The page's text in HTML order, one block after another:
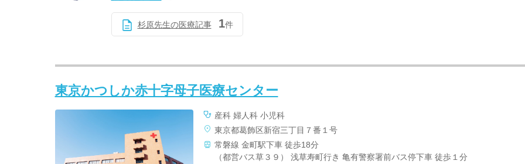
杉原先生の医療記事 1件
東京かつしか赤十字母子医療センター
産科 婦人科 小児科
東京都葛飾区新宿三丁目７番１号
常磐線 金町駅下車 徒歩18分
（都営バス草３９） 浅草寿町行き 亀有警察署前バス停下車 徒歩１分